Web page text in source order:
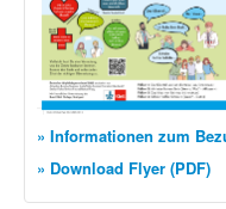
» Informationen zum
» Download Flyer (PDF)